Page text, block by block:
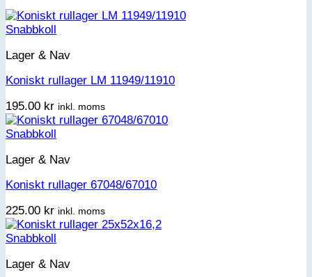
Snabbkoll
Lager & Nav
Koniskt rullager LM 11949/11910
195.00 kr inkl. moms
Snabbkoll
Lager & Nav
Koniskt rullager 67048/67010
225.00 kr inkl. moms
Snabbkoll
Lager & Nav